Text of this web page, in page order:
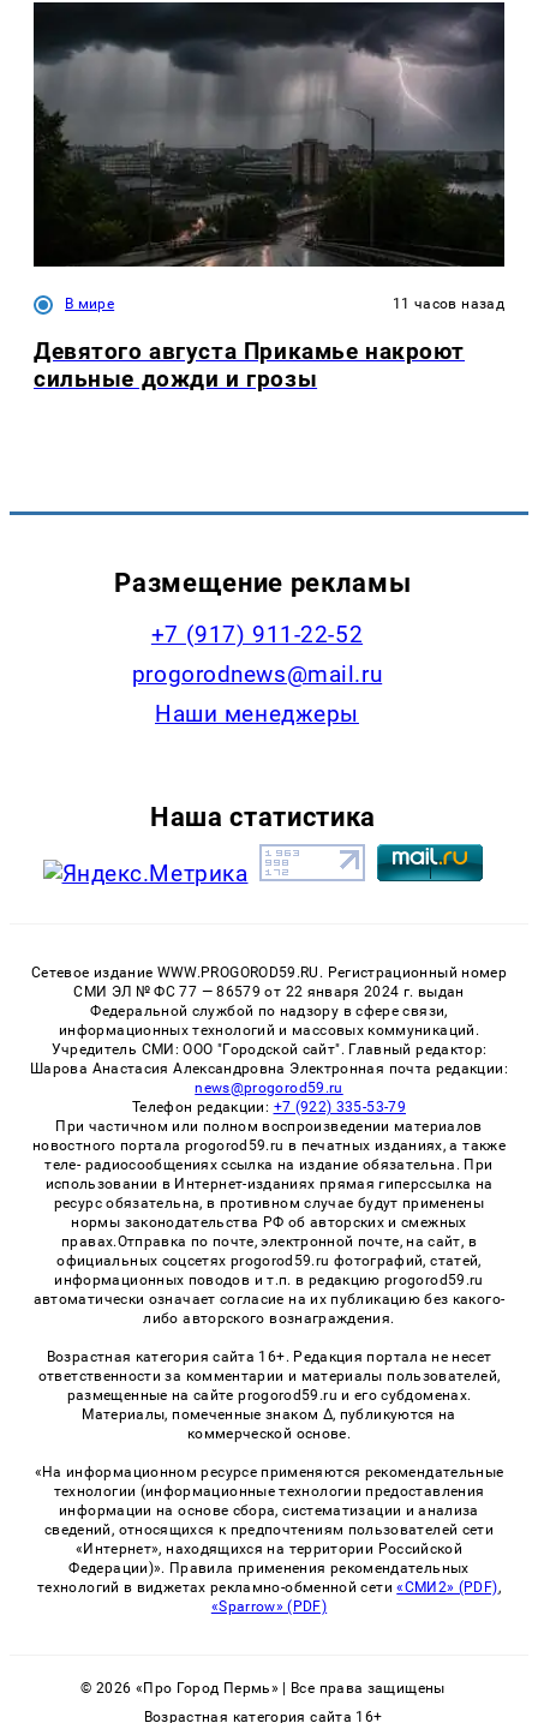
В мире 11 часов назад
Девятого августа Прикамье накроют
сильные дожди и грозы
Размещение рекламы
+7 (917) 911-22-52
progorodnews@mail.ru
Наши менеджеры
Наша статистика
Сетевое издание WWW.PROGOROD59.RU. Регистрационный номер
СМИ ЭЛ № ФС 77 — 86579 от 22 января 2024 г. выдан
Федеральной службой по надзору в сфере связи,
информационных технологий и массовых коммуникаций.
Учредитель СМИ: ООО "Городской сайт". Главный редактор:
Шарова Анастасия Александровна Электронная почта редакции:
news@progorod59.ru
Телефон редакции: +7 (922) 335-53-79
При частичном или полном воспроизведении материалов
новостного портала progorod59.ru в печатных изданиях, а также
теле- радиосообщениях ссылка на издание обязательна. При
использовании в Интернет-изданиях прямая гиперссылка на
ресурс обязательна, в противном случае будут применены
нормы законодательства РФ об авторских и смежных
правах.Отправка по почте, электронной почте, на сайт, в
официальных соцсетях progorod59.ru фотографий, статей,
информационных поводов и т.п. в редакцию progorod59.ru
автоматически означает согласие на их публикацию без какого-
либо авторского вознаграждения.
Возрастная категория сайта 16+. Редакция портала не несет
ответственности за комментарии и материалы пользователей,
размещенные на сайте progorod59.ru и его субдоменах.
Материалы, помеченные знаком Δ, публикуются на
коммерческой основе.
«На информационном ресурсе применяются рекомендательные
технологии (информационные технологии предоставления
информации на основе сбора, систематизации и анализа
сведений, относящихся к предпочтениям пользователей сети
«Интернет», находящихся на территории Российской
Федерации)». Правила применения рекомендательных
технологий в виджетах рекламно-обменной сети«СМИ2» (PDF),
«Sparrow» (PDF)
© 2026 «Про Город Пермь» | Все права защищены
Возрастная категория сайта 16+